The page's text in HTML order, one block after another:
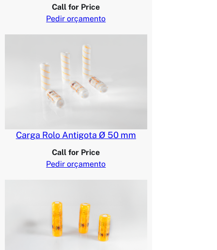
Call for Price
Pedir orçamento
Carga Rolo Antigota Ø 50 mm
Call for Price
Pedir orçamento